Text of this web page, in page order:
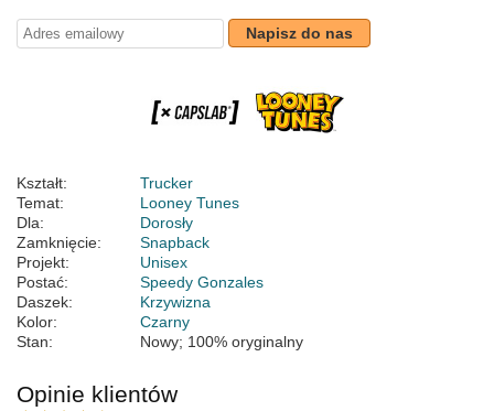
Napisz do nas
Kształt:
Trucker
Temat:
Looney Tunes
Dla:
Dorosły
Zamknięcie:
Snapback
Projekt:
Unisex
Postać:
Speedy Gonzales
Daszek:
Krzywizna
Kolor:
Czarny
Stan:
Nowy; 100% oryginalny
Opinie klientów